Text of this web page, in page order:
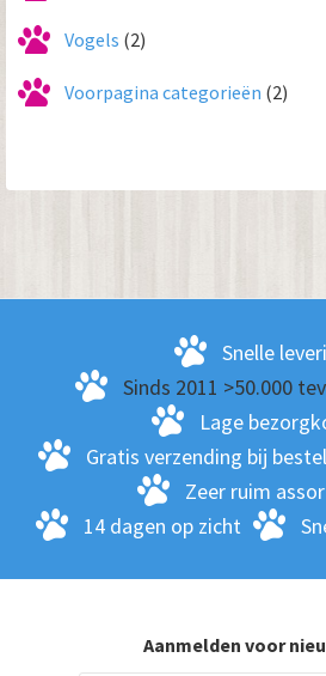
Vogels (2)
Voorpagina categorieën (2)
Snelle
Sinds 2011 >50.000
Lage
Gratis verzending bij
Zeer ruim
14 dagen op zicht
Aanmelden voor